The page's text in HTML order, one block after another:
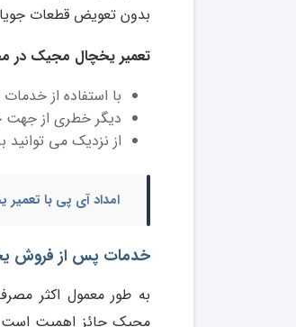
بدون تعویض قطعات
تعمیر یخچال مجیک در
با استفاده از خدمات
دیگر خطری از جهت
از نزدیک می توانید
امداد آی پی با تعمیر
خدمات پس از فروش
به طور معمول اکثر
مجیک حائز اهمیت